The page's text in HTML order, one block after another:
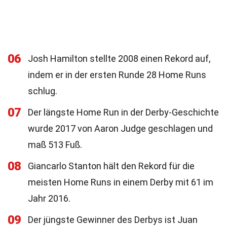
06
Josh Hamilton stellte 2008 einen Rekord auf,
indem er in der ersten Runde 28 Home Runs
schlug.
07
Der längste Home Run in der Derby-Geschichte
wurde 2017 von Aaron Judge geschlagen und
maß 513 Fuß.
08
Giancarlo Stanton hält den Rekord für die
meisten Home Runs in einem Derby mit 61 im
Jahr 2016.
09 Der jüngste Gewinner des Derbys ist Juan